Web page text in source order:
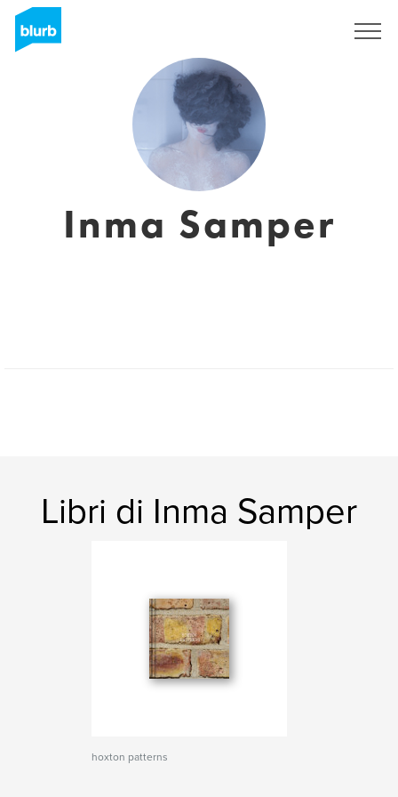
Inma Samper
Libri di Inma Samper
hoxton patterns